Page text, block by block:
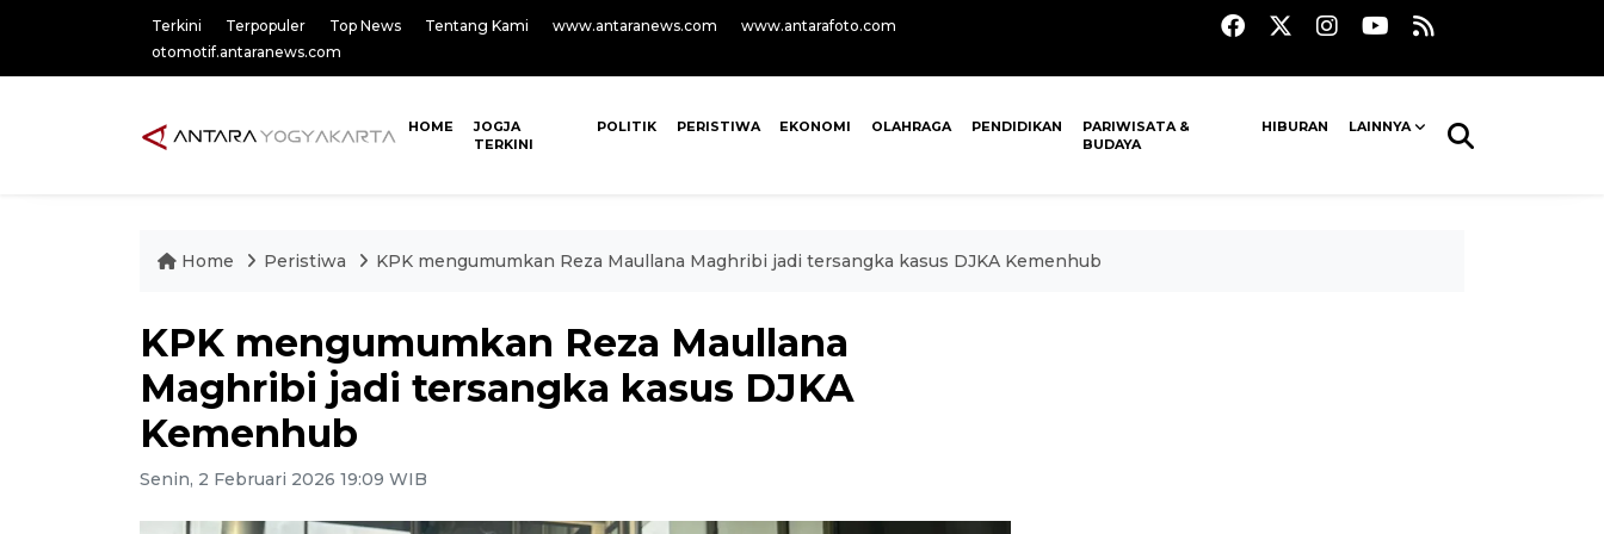
Terkini Terpopuler Top News Tentang Kami www.antaranews.com
www.antarafoto.com
otomotif.antaranews.com
HOME
JOGJA
TERKINI
POLITIK PERISTIWA EKONOMI OLAHRAGA PENDIDIKAN
PARIWISATA &
BUDAYA
HIBURAN LAINNYA
Home Peristiwa KPK mengumumkan Reza Maullana Maghribi jadi tersangka kasus DJKA Kemenhub
KPK mengumumkan Reza Maullana
Maghribi jadi tersangka kasus DJKA
Kemenhub
Senin, 2 Februari 2026 19:09 WIB